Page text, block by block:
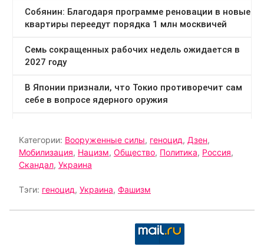
Категории: Вооруженные силы, геноцид, Дзен,
Мобилизация, Нацизм, Общество, Политика, Россия,
Скандал, Украина
Тэги: геноцид, Украина, Фашизм